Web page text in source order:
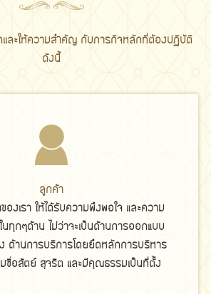
เละให้ความสำคัญ กับภารกิจหลักที่ต้องปฏิบัติ
ดังนี้
ลูกค้า
องเรา ให้ได้รับความพึงพอใจ และความ
นทุกๆด้าน ไม่ว่าจะเป็นด้านการออกแบบ
ด้านการบริการโดยยึดหลักการบริหาร
ซื่อสัตย์ สุจริต และมีคุณธรรมเป็นที่ตั้ง